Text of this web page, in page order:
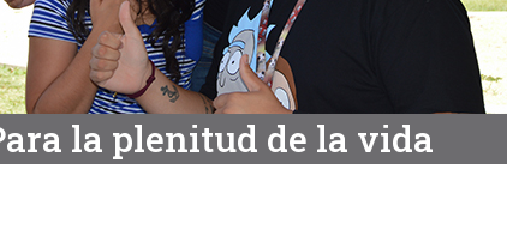
la plenitud de la vida